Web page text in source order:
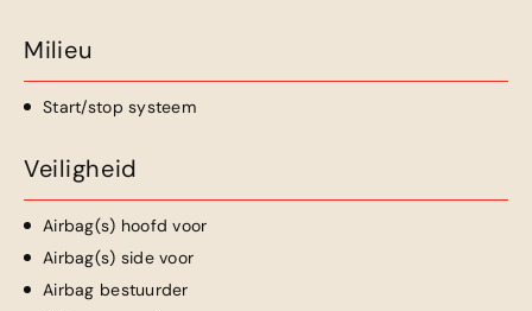
Milieu
Start/stop systeem
Veiligheid
Airbag(s) hoofd voor
Airbag(s) side voor
Airbag bestuurder